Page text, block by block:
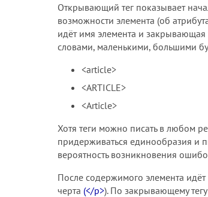
Открывающий тег показывает
возможности элемента (об
идёт имя элемента и закрывающая
словами, маленькими, большими
<article>
<ARTICLE>
<Article>
Хотя теги можно писать в любом
придерживаться единообразия и
вероятность возникновения
После содержимого элемента
черта (</p>). По закрывающему